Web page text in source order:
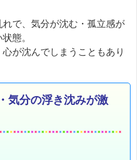
で、気分が沈む・孤立感が
態。
が沈んでしまうこともあり
気分の浮き沈みが激